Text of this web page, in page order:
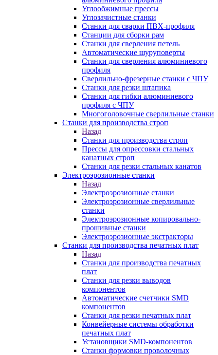
Углообжимные прессы
Углозачистные станки
Станки для сварки ПВХ-профиля
Станции для сборки рам
Станки для сверления петель
Автоматические шуруповерты
Станки для сверления алюминиевого
профиля
Сверлильно-фрезерные станки с ЧПУ
Станки для резки штапика
Станки для гибки алюминиевого
профиля с ЧПУ
Многоголовочные сверлильные станки
Станки для производства строп
Назад
Станки для производства строп
Прессы для опрессовки стальных
канатных строп
Станки для резки стальных канатов
Электроэрозионные станки
Назад
Электроэрозионные станки
Электроэрозионные сверлильные
станки
Электроэрозионные копировально-
прошивные станки
Электроэрозионные экстракторы
Станки для производства печатных плат
Назад
Станки для производства печатных
плат
Станки для резки выводов
компонентов
Автоматические счетчики SMD
компонентов
Станки для резки печатных плат
Конвейерные системы обработки
печатных плат
Установщики SMD-компонентов
Станки формовки проволочных